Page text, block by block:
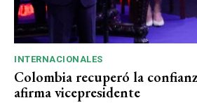
INTERNACIONALES
Colombia recuperó la
afirma vicepresidente